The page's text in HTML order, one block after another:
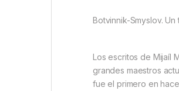
Botvinnik-Smyslov.
Los escritos de Mijaíl
grandes maestros
fue el primero en